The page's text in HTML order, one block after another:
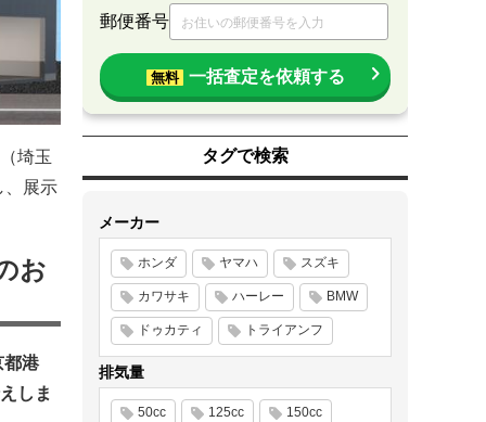
埼玉
、展示
お
都港
しま
郵便番号
無料 一括査定を依頼する
タグで検索
メーカー
ホンダ ヤマハ スズキ
カワサキ ハーレー BMW
ドゥカティ トライアンフ
排気量
50cc 125cc 150cc